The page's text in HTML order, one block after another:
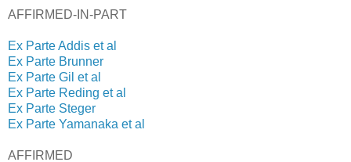
AFFIRMED-IN-PART
Ex Parte Addis et al
Ex Parte Brunner
Ex Parte Gil et al
Ex Parte Reding et al
Ex Parte Steger
Ex Parte Yamanaka et al
AFFIRMED